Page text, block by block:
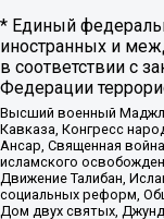
* Единый
иностранных и
в соответствии с
Федерации
Высший военный
Кавказа, Конгресс
Ансар, Священная
исламского
Движение Талибан,
социальных реформ,
Дом двух святых,